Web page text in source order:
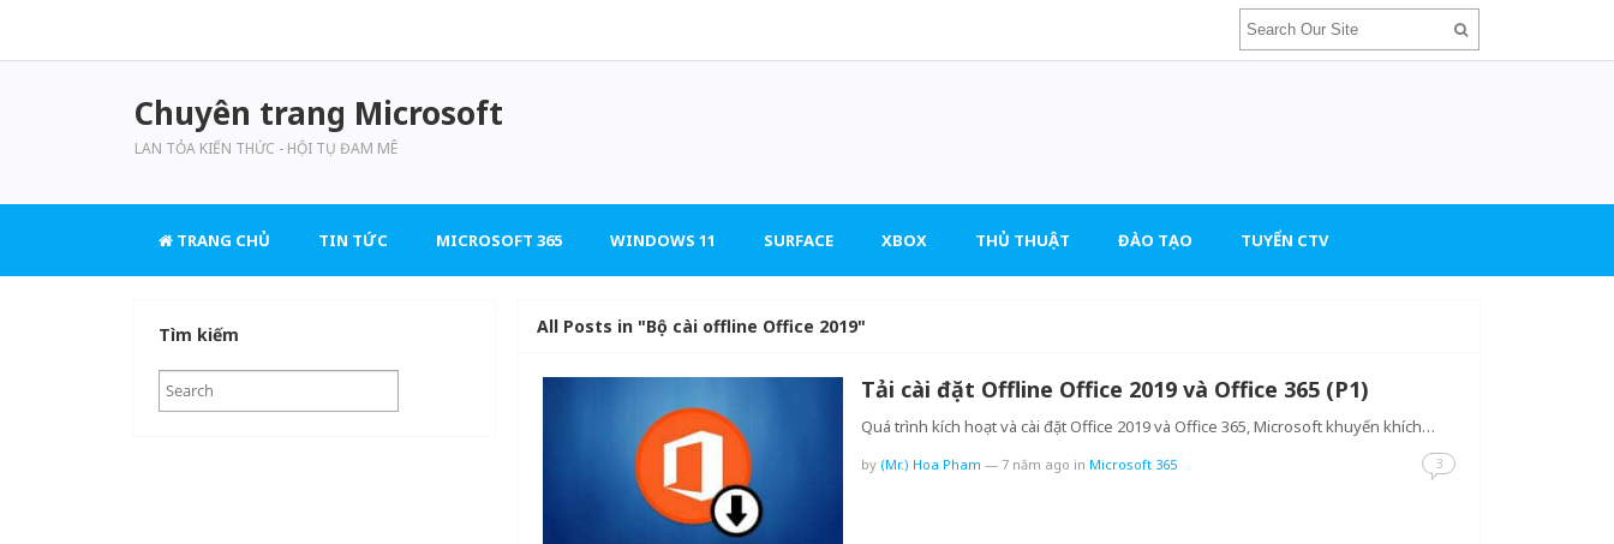
Chuyên trang Microsoft
LAN TỎA KIẾN THỨC - HỘI TỤ ĐAM MÊ
TRANG CHỦ TIN TỨC MICROSOFT 365 WINDOWS 11 SURFACE XBOX THỦ THUẬT ĐÀO TẠO TUYỂN CTV
All Posts in "Bộ cài offline Office 2019"
Tải cài đặt Offline Office 2019 và Office 365 (P1)
Quá trình kích hoạt và cài đặt Office 2019 và Office 365, Microsoft khuyến khích…
by (Mr.) Hoa Pham — 7 năm ago in Microsoft 365 3
Tìm kiếm